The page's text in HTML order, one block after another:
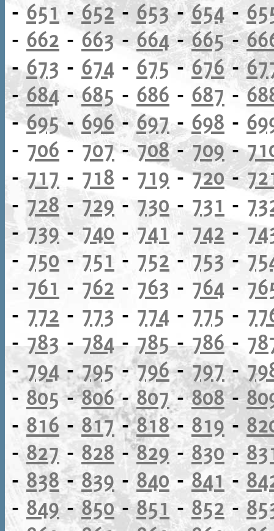
- 651 -652- 653-654-
- 662 - 663-664-665-
-673 - 674 - 675-676-
-684-685 - 686 - 687 -
-695- 696-697- 698 -
- 706 - 707-708-709-
-717 - 718 - 719-720-
- 728 -729 - 730 - 731 -
-739-740 - 741 - 742 -
- 750 - 751 - 752 - 753 -
- 761 - 762 - 763 - 764 -
- 772 - 773 - 774 - 775 -
-783 -784-785-786-
- 794 -795-796-797-
- 805-806-807-808-
- 816 - 817-818- 819-
-827 -828 -829- 830 -
- 838-839 - 840-841 -
- 849-850-851 - 852 -